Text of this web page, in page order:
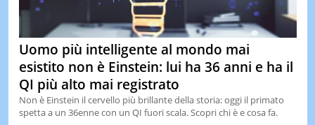
Uomo più intelligente al mondo mai
esistito non è Einstein: lui ha 36 anni e ha il
QI più alto mai registrato
Non è Einstein il cervello più brillante della storia: oggi il primato
spetta a un 36enne con un QI fuori scala. Scopri chi è e cosa fa.